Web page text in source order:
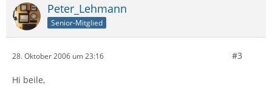
Peter_Lehmann
Senior-Mitglied
28. Oktober 2006 um 23:16 #3
Hi beile,